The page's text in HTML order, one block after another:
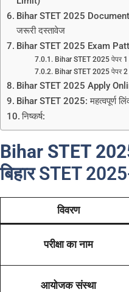
Bihar STET 2025
जरूरी दस्तावेज
Bihar STET 2025 Exam
Bihar STET 2025 पेपर 1
Bihar STET 2025 पेपर 2
Bihar STET 2025 Apply
Bihar STET 2025: महत्वपूर्ण
निष्कर्ष:
Bihar STET
बिहार STET
विवरण
परीक्षा का नाम
आयोजक संस्था